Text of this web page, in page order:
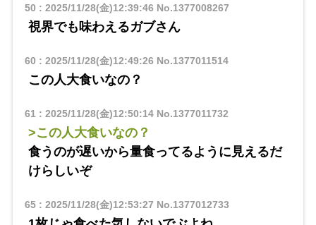
50 : 2025/11/28(金)12:39:46 No.1377008267
視界でも味わえるガブさん
60 : 2025/11/28(金)12:49:26 No.1377011514
この人大食いなの？
61 : 2025/11/28(金)12:50:14No.1377011732
>この人大食いなの？
食うのが遅いから量食ってるように見えるだ
けらしいぞ
65: 2025/11/28(金)12:53:27 No.1377012733